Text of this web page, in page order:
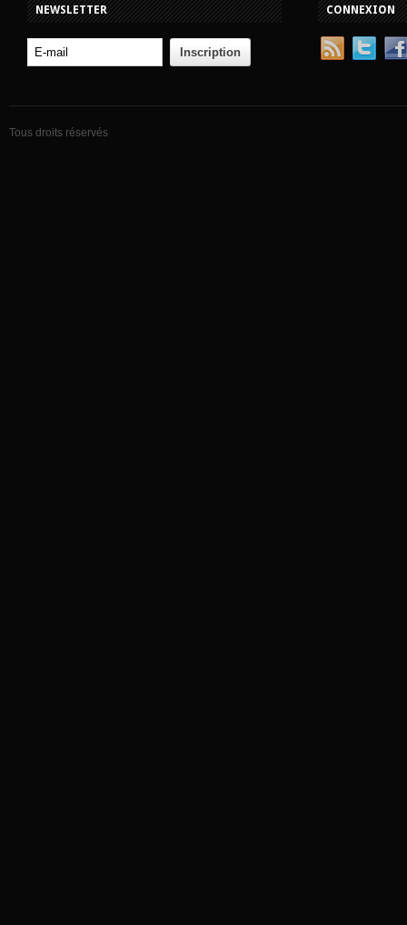
NEWSLETTER CONNEXION
Tous droits réservés